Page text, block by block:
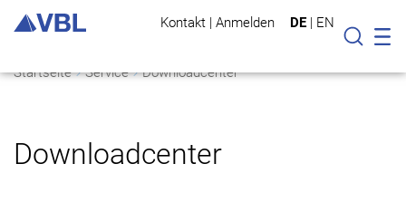
Kontakt | Anmelden DE | EN
Suche
Startseite Service Downloadcenter
Downloadcenter